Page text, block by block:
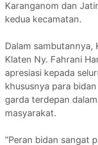
Karanganom dan
kedua kecamatan.
Dalam sambutannya,
Klaten Ny. Fahrani
apresiasi kepada
khususnya para
garda terdepan
masyarakat.
“Peran bidan sangat